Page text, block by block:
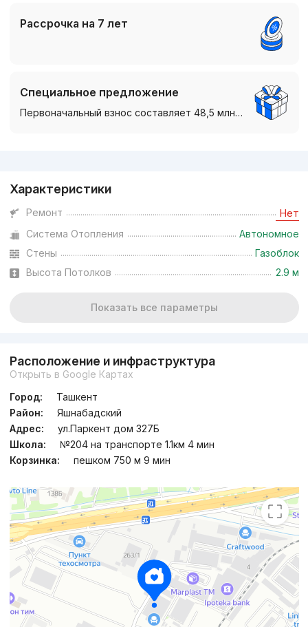
Рассрочка на 7 лет
Специальное предложение
Первоначальный взнос составляет 48,5 млн…
Характеристики
Ремонт Нет
Система Отопления
Автономное
Стены
Газоблок
Высота Потолков
2.9 м
Показать все параметры
Расположение и инфраструктура
Открыть в Google Картах
Город:
Ташкент
Район:
Яшнабадский
Адрес:
ул.Паркент дом 327Б
Школа:
№204 на транспорте 1.1км 4 мин
Корзинка:
пешком 750 м 9 мин